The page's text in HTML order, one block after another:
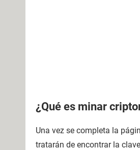
¿Qué es minar
Una vez se completa la
tratarán de encontrar la